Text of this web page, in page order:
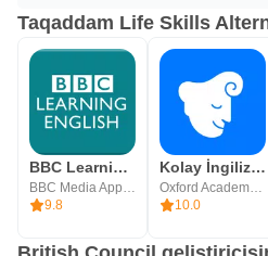
Taqaddam Life Skills
BBC Learning English
BBC Media App Technologies
9.8
Kolay İngilizce Öğren-iStoria
Oxford Academy Of Languages, Inc
10.0